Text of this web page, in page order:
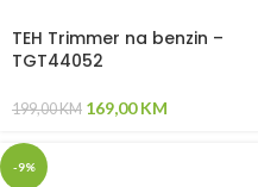
TEH Trimmer na benzin –
TGT44052
199,00KM 169,00KM
-9%